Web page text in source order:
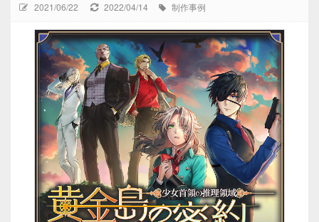
2021/06/22 2022/04/14 制作事例